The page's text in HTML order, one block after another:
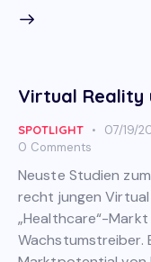
Virtual Reality
SPOTLIGHT 07/19/
0 Comments
Neuste Studien
recht jungen
„Healthcare“-
Wachstumstreiber.